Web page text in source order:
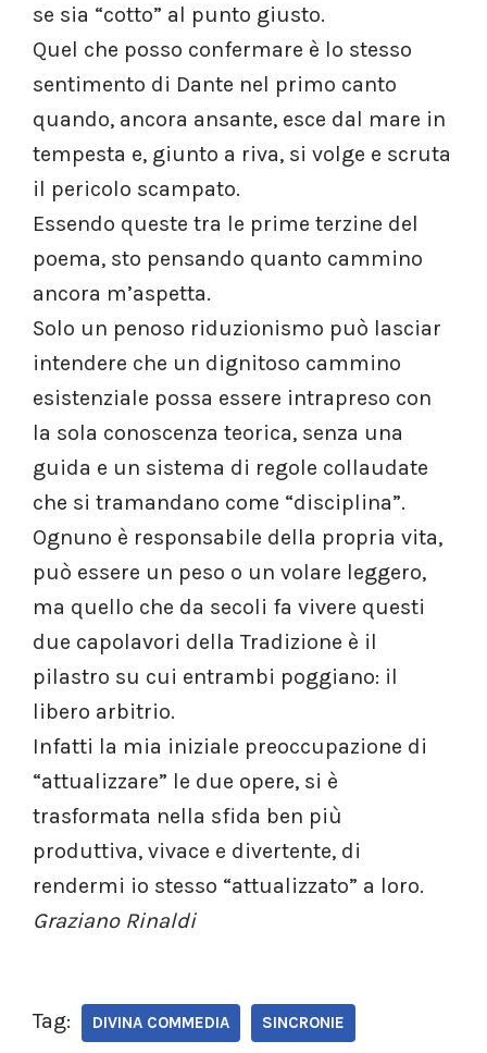
se sia “cotto” al punto giusto.
Quel che posso confermare è lo stesso
sentimento di Dante nel primo canto
quando, ancora ansante, esce dal mare in
tempesta e, giunto a riva, si volge e scruta
il pericolo scampato.
Essendo queste tra le prime terzine del
poema, sto pensando quanto cammino
ancora m’aspetta.
Solo un penoso riduzionismo può lasciar
intendere che un dignitoso cammino
esistenziale possa essere intrapreso con
la sola conoscenza teorica, senza una
guida e un sistema di regole collaudate
che si tramandano come “disciplina”.
Ognuno è responsabile della propria vita,
può essere un peso o un volare leggero,
ma quello che da secoli fa vivere questi
due capolavori della Tradizione è il
pilastro su cui entrambi poggiano: il
libero arbitrio.
Infatti la mia iniziale preoccupazione di
“attualizzare” le due opere, si è
trasformata nella sfida ben più
produttiva, vivace e divertente, di
rendermi io stesso “attualizzato” a loro.
Graziano Rinaldi
Tag: DIVINA COMMEDIA SINCRONIE